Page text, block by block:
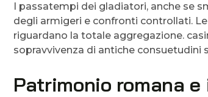
I passatempi dei gladiatori, anche se
degli armigeri e confronti controllati.
riguardano la totale aggregazione.
sopravvivenza di antiche consuetudini
Patrimonio romana